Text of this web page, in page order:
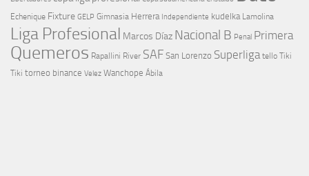
Echenique Fixture GELP Gimnasia Herrera Independiente kudelka Lamolina
Liga Profesional Marcos Díaz Nacional B Penal Primera
Quemeros Rapallini River SAF San Lorenzo Superliga tello Tiki
Tiki torneo binance Velez Wanchope Ábila